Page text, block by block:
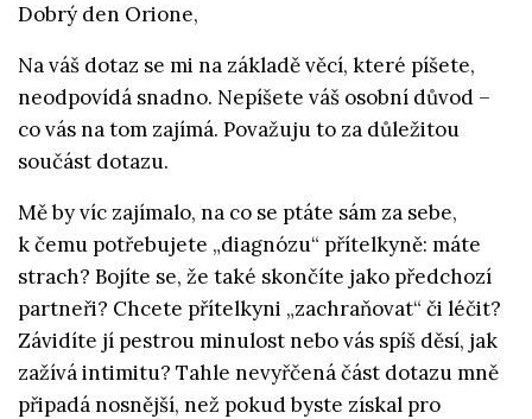
Dobrý den Orione,
Na váš dotaz se mi na základě věcí, které píšete,
neodpovídá snadno. Nepíšete váš osobní důvod –
co vás na tom zajímá. Považuju to za důležitou
součást dotazu.
Mě by víc zajímalo, na co se ptáte sám za sebe,
k čemu potřebujete „diagnózu“ přítelkyně: máte
strach? Bojíte se, že také skončíte jako předchozí
partneři? Chcete přítelkyni „zachraňovat“ či léčit?
Závidíte jí pestrou minulost nebo vás spíš děsí, jak
zažívá intimitu? Tahle nevyřčená část dotazu mně
připadá nosnější, než pokud byste získal pro